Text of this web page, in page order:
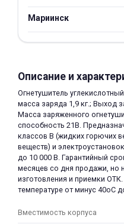
Мариинск
Описание и
Огнетушитель
масса заряда 1,9 кг.; Выход
Масса заряженного
способность 21В.
классов В (жидких горючих
веществ) и
до 10 000 В. Гарантийный
месяцев со дня продажи, но
изготовления и приемки
температуре от минус 40оС
Вместимость корпуса